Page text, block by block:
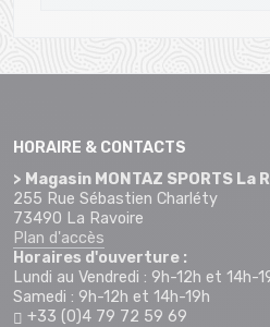
HORAIRE & CONTACTS
> Magasin MONTAZ SPORTS La
255 Rue Sébastien Charléty
73490 La Ravoire
Plan d'accès
Horaires d'ouverture :
Lundi au Vendredi : 9h-12h et 14h-
Samedi : 9h-12h et 14h-19h
+33 (0)4 79 72 59 69